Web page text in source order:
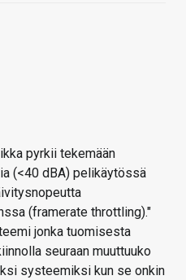
pyrkii tekemään
(<40 dBA) pelikäytössä
(framerate throttling)."
jonka tuomisesta
seuraan muuttuuko
systeemiksi kun se onkin